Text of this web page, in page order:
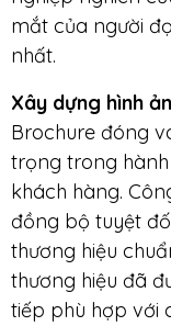
mắt của người
nhất.
Xây dựng hình
Brochure đóng
trọng trong
khách hàng.
đồng bộ tuyệt
thương hiệu
thương hiệu đã
tiếp phù hợp với